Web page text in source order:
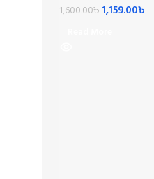
1,600.00৳1,159.00৳